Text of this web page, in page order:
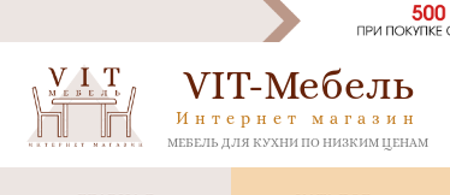
VIT-Мебель
Интернет магазин
МЕБЕЛЬ ДЛЯ КУХНИ ПО НИЗКИМ ЦЕНАМ